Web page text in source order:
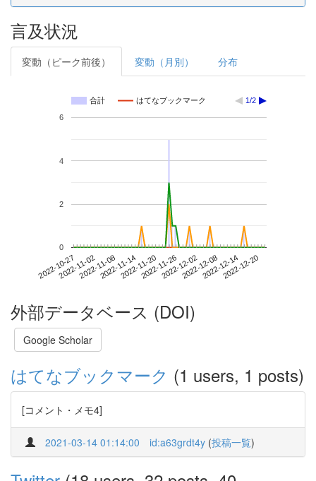
言及状況
変動（ピーク前後） 変動（月別） 分布
合計 はてなブックマーク 1/2
2022-10-272022-11-022022-11-082022-11-142022-11-202022-11-262022-12-022022-12-082022-12-142022-12-20
0
2
4
6
外部データベース (DOI)
Google Scholar
はてなブックマーク (1 users, 1 posts)
[コメント・メモ4]
2021-03-14 01:14:00 id:a63grdt4y (投稿一覧)